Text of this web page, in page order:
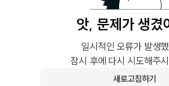
앗, 문제가 생겼
일시적인 오류가 발생
잠시 후에 다시 시도해주
새로고침하기